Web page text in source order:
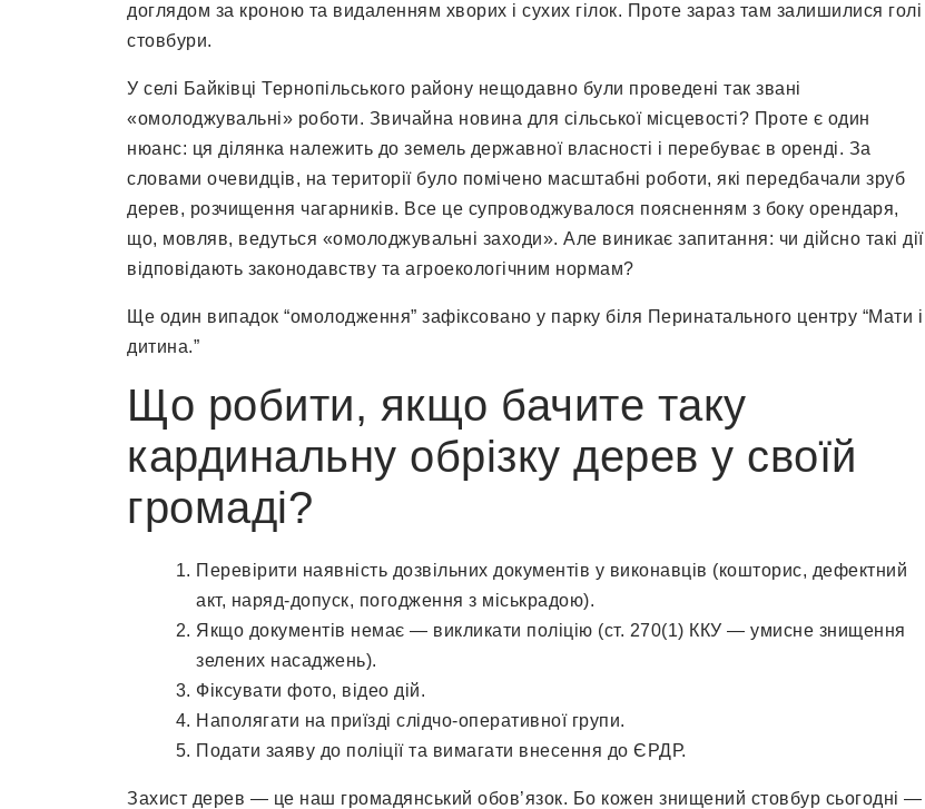
доглядом за кроною та видаленням хворих і сухих гілок. Проте зараз там залишилися голі
стовбури.
У селі Байківці Тернопільського району нещодавно були проведені так звані
«омолоджувальні» роботи. Звичайна новина для сільської місцевості? Проте є один
нюанс: ця ділянка належить до земель державної власності і перебуває в оренді. За
словами очевидців, на території було помічено масштабні роботи, які передбачали зруб
дерев, розчищення чагарників. Все це супроводжувалося поясненням з боку орендаря,
що, мовляв, ведуться «омолоджувальні заходи». Але виникає запитання: чи дійсно такі дії
відповідають законодавству та агроекологічним нормам?
Ще один випадок “омолодження” зафіксовано у парку біля Перинатального центру “Мати і
дитина.”
Що робити, якщо бачите таку
кардинальну обрізку дерев у своїй
громаді?
Перевірити наявність дозвільних документів у виконавців (кошторис, дефектний
акт, наряд-допуск, погодження з міськрадою).
Якщо документів немає — викликати поліцію (ст. 270(1) ККУ — умисне знищення
зелених насаджень).
Фіксувати фото, відео дій.
Наполягати на приїзді слідчо-оперативної групи.
Подати заяву до поліції та вимагати внесення до ЄРДР.
Захист дерев — це наш громадянський обов’язок. Бо кожен знищений стовбур сьогодні —